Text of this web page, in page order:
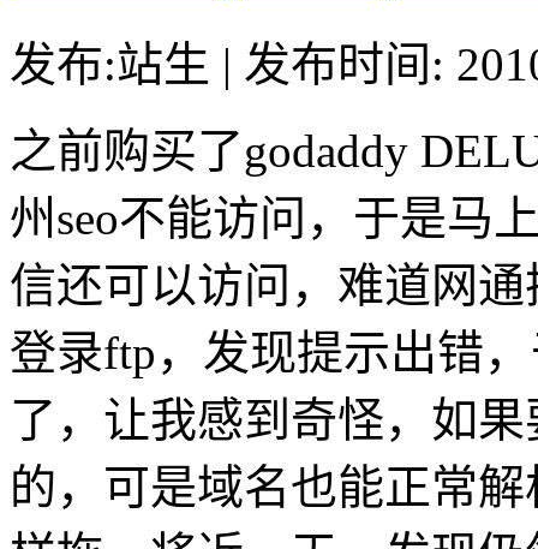
发布:站生 | 发布时间:
之前购买了godaddy
州seo不能访问，于是马
信还可以访问，难道网
登录ftp，发现提示出错
了，让我感到奇怪，如
的，可是域名也能正常